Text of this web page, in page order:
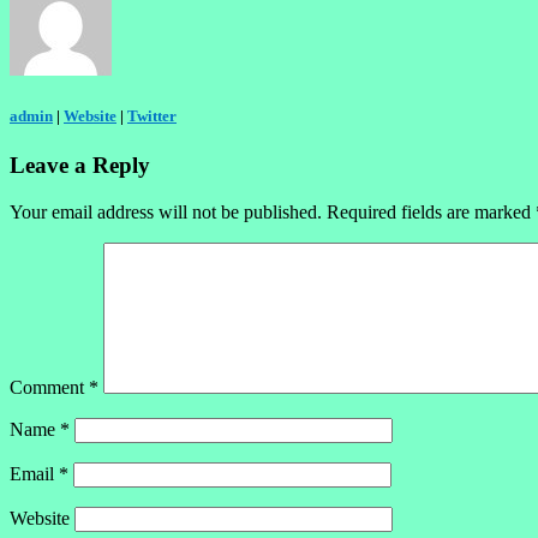
admin | Website | Twitter
Leave a Reply
Your email address will not be published. Required fields are marked
Comment *
Name *
Email *
Website